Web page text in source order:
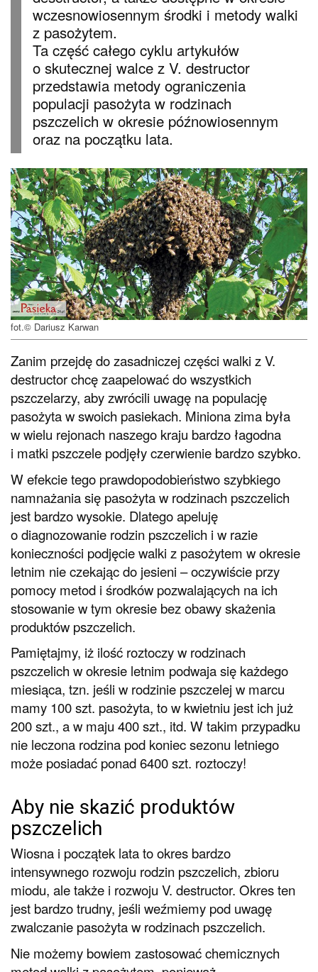
wczesnowiosennym środki i metody walki
z pasożytem.
Ta część całego cyklu artykułów
o skutecznej walce z V. destructor
przedstawia metody ograniczenia
populacji pasożyta w rodzinach
pszczelich w okresie późnowiosennym
oraz na początku lata.
fot.© Dariusz Karwan
Zanim przejdę do zasadniczej części walki z V.
destructor chcę zaapelować do wszystkich
pszczelarzy, aby zwrócili uwagę na populację
pasożyta w swoich pasiekach. Miniona zima była
w wielu rejonach naszego kraju bardzo łagodna
i matki pszczele podjęły czerwienie bardzo szybko.
W efekcie tego prawdopodobieństwo szybkiego
namnażania się pasożyta w rodzinach pszczelich
jest bardzo wysokie. Dlatego apeluję
o diagnozowanie rodzin pszczelich i w razie
konieczności podjęcie walki z pasożytem w okresie
letnim nie czekając do jesieni – oczywiście przy
pomocy metod i środków pozwalających na ich
stosowanie w tym okresie bez obawy skażenia
produktów pszczelich.
Pamiętajmy, iż ilość roztoczy w rodzinach
pszczelich w okresie letnim podwaja się każdego
miesiąca, tzn. jeśli w rodzinie pszczelej w marcu
mamy 100 szt. pasożyta, to w kwietniu jest ich już
200 szt., a w maju 400 szt., itd. W takim przypadku
nie leczona rodzina pod koniec sezonu letniego
może posiadać ponad 6400 szt. roztoczy!
Aby nie skazić produktów
pszczelich
Wiosna i początek lata to okres bardzo
intensywnego rozwoju rodzin pszczelich, zbioru
miodu, ale także i rozwoju V. destructor. Okres ten
jest bardzo trudny, jeśli weźmiemy pod uwagę
zwalczanie pasożyta w rodzinach pszczelich.
Nie możemy bowiem zastosować chemicznych